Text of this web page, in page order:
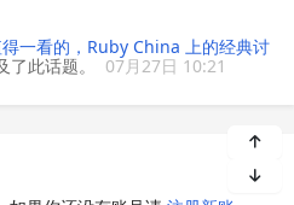
一看的，Ruby China 上的经典讨
了此话题。 07月27日 10:21